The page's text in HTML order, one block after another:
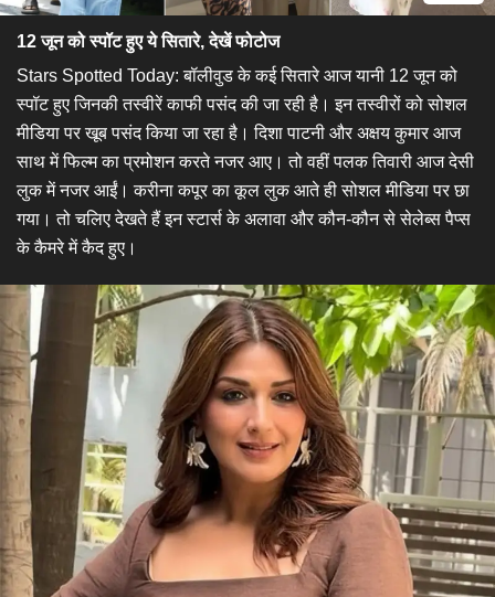
12 जून को स्पॉट हुए ये सितारे, देखें फोटोज
Stars Spotted Today: बॉलीवुड के कई सितारे आज यानी 12 जून को
स्पॉट हुए जिनकी तस्वीरें काफी पसंद की जा रही है। इन तस्वीरों को सोशल
मीडिया पर खूब पसंद किया जा रहा है। दिशा पाटनी और अक्षय कुमार आज
साथ में फिल्म का प्रमोशन करते नजर आए। तो वहीं पलक तिवारी आज देसी
लुक में नजर आईं। करीना कपूर का कूल लुक आते ही सोशल मीडिया पर छा
गया। तो चलिए देखते हैं इन स्टार्स के अलावा और कौन-कौन से सेलेब्स पैप्स
के कैमरे में कैद हुए।